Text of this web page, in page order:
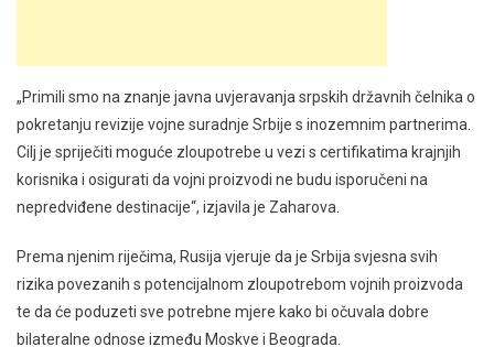
„Primili smo na znanje javna uvjeravanja srpskih državnih čelnika o
pokretanju revizije vojne suradnje Srbije s inozemnim partnerima.
Cilj je spriječiti moguće zloupotrebe u vezi s certifikatima krajnjih
korisnika i osigurati da vojni proizvodi ne budu isporučeni na
nepredviđene destinacije“, izjavila je Zaharova.
Prema njenim riječima, Rusija vjeruje da je Srbija svjesna svih
rizika povezanih s potencijalnom zloupotrebom vojnih proizvoda
te da će poduzeti sve potrebne mjere kako bi očuvala dobre
bilateralne odnose između Moskve i Beograda.